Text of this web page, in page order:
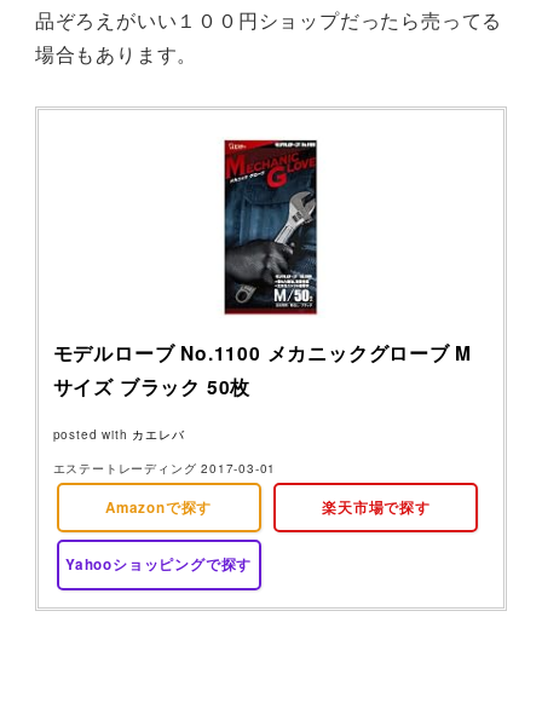
品ぞろえがいい１００円ショップだったら売ってる
場合もあります。
モデルローブ No.1100 メカニックグローブ M
サイズ ブラック 50枚
posted with カエレバ
エステートレーディング 2017-03-01
Amazonで探す 楽天市場で探す
Yahooショッピングで探す